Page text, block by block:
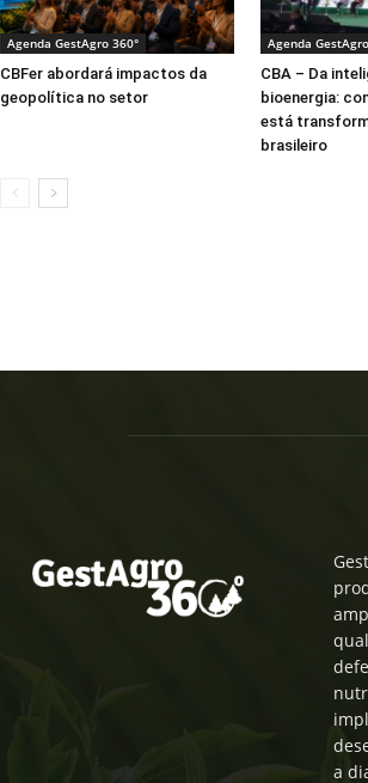
Agenda GestAgro 360°
CBFer abordará impactos da
geopolítica no setor
Agenda
CBA – Da
bioenergia:
está
brasileiro
a